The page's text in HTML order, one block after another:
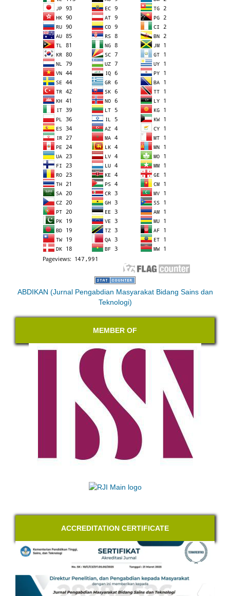
ABDIKAN (Jurnal Pengabdian Masyarakat Bidang Sains dan
Teknologi)
MEMBER OF
ACCREDITATION CERTIFICATE